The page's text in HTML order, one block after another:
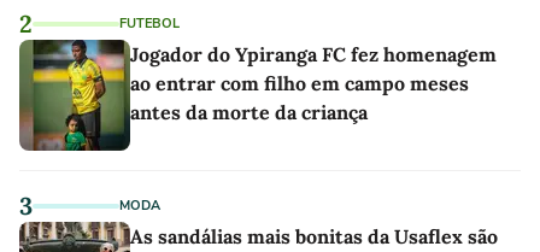
2 FUTEBOL
Jogador do Ypiranga FC fez homenagem
ao entrar com filho em campo meses
antes da morte da criança
3 MODA
As sandálias mais bonitas da Usaflex são